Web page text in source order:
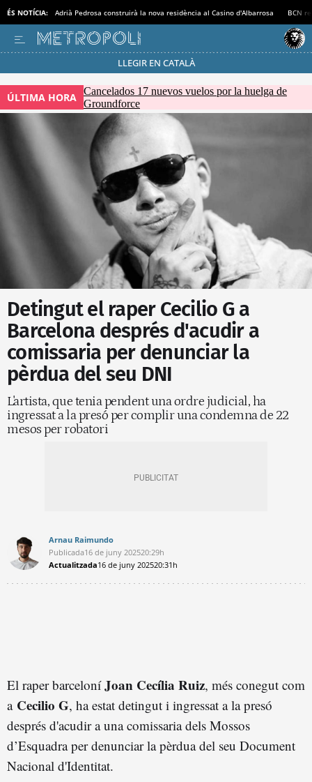
ÉS NOTÍCIA: Adrià Pedrosa construirà la nova residència al Casino d'Albarrosa BCN
LLEGIR EN CATALÀ
Passa’t al mode estalvi
ÚLTIMA HORA Cancelados 17 nuevos vuelos por la huelga de
Groundforce
Detingut el raper Cecilio G a
Barcelona després d'acudir a
comissaria per denunciar la
pèrdua del seu DNI
L'artista, que tenia pendent una ordre judicial, ha
ingressat a la presó per complir una condemna de 22
mesos per robatori
Arnau Raimundo
Publicada16 de juny 202520:29h
Actualitzada16 de juny 202520:31h
El raper barceloníJoan Cecília Ruiz, més conegut com
a Cecilio G, ha estat detingut i ingressat a la presó
després d'acudir a una comissaria dels Mossos
d’Esquadra per denunciar la pèrdua del seu Document
Nacional d'Identitat.